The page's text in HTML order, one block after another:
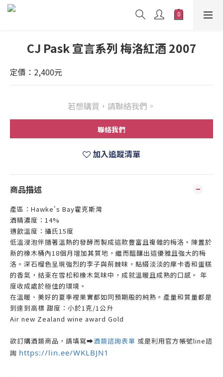
CJ Pask 宣言系列 梅洛紅酒 2007
定價：2,400元
若想購買，請聯絡我們。
聯絡我們
加入追蹤清單
商品描述
產區：Hawke's Bay霍克斯灣
酒精濃度：14%
適飲溫度：攝氏15度
低溫浸泡伴隨著溫熱的發酵而製成這款豐富且複雜的梅洛。陳置於
新的橡木桶內18個月增加其質地，繼而醞釀出這優雅且強大的梅
洛。深石榴色呈現強烈的李子與荊棘味，點綴淡淡的摩卡香和蛋糕
的香氣，結束在雪松和橡木氣味中，成就溫暖且成熟的口感。 年
度收成處於極佳的環境。
在溫暖、美好的夏季裡果實都如同預期般的純熟。產量和質量都是
到達到高標 甜度：小於1克/1公升
Air new Zealand wine award Gold
欲訂購酒類商品，請填寫➡️酒類諮詢表單 或是利用官方帳號line諮
詢 https://lin.ee/WKLBJN1